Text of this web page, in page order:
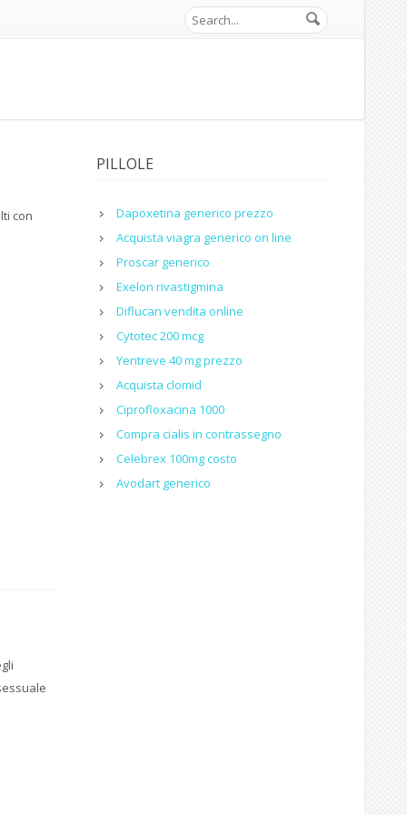
con
PILLOLE
Dapoxetina generico prezzo
Acquista viagra generico on line
Proscar generico
Exelon rivastigmina
Diflucan vendita online
Cytotec 200 mcg
Yentreve 40 mg prezzo
Acquista clomid
Ciprofloxacina 1000
Compra cialis in contrassegno
Celebrex 100mg costo
Avodart generico